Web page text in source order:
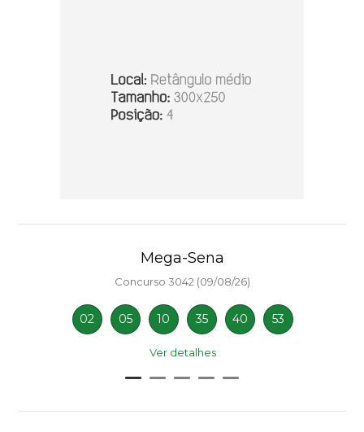
Mega-Sena
Concurso 3042 (09/08/26)
02 05 10 35 40 53
Ver detalhes